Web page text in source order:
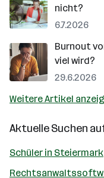
nicht?
6.7.2026
Burnout
viel wird?
29.6.2026
Weitere Artikel
Aktuelle Suchen
Schüler in Steiermark